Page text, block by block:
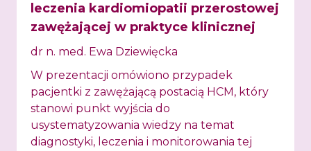
leczenia kardiomiopatii przerostowej
zawężającej w praktyce klinicznej
dr n. med. Ewa Dziewięcka
W prezentacji omówiono przypadek
pacjentki z zawężającą postacią HCM, który
stanowi punkt wyjścia do
usystematyzowania wiedzy na temat
diagnostyki, leczenia i monitorowania tej